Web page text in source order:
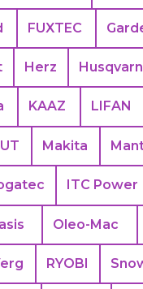
FUXTEC
Herz
KAAZ LIFAN
Makita
ITC Power
Oleo-Mac
RYOBI